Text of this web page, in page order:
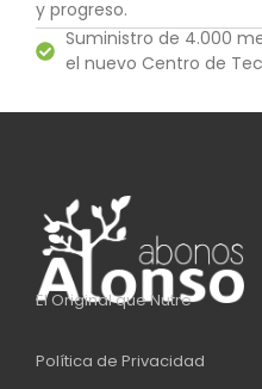
y progreso.
Suministro de 4.000
el nuevo Centro de
El Original que Nutre
Política de Privacidad